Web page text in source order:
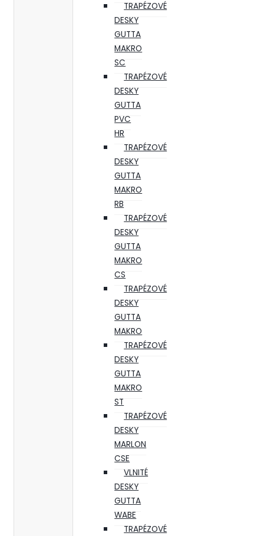
TRAPÉZOVÉ
DESKY
GUTTA
MAKRO
SC
TRAPÉZOVÉ
DESKY
GUTTA
PVC
HR
TRAPÉZOVÉ
DESKY
GUTTA
MAKRO
RB
TRAPÉZOVÉ
DESKY
GUTTA
MAKRO
CS
TRAPÉZOVÉ
DESKY
GUTTA
MAKRO
TRAPÉZOVÉ
DESKY
GUTTA
MAKRO
ST
TRAPÉZOVÉ
DESKY
MARLON
CSE
VLNITÉ
DESKY
GUTTA
WABE
TRAPÉZOVÉ